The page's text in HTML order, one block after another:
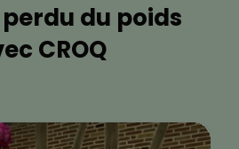
du poids
CROQ